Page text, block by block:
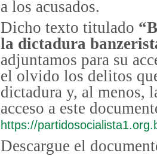
a los acusados.
Dicho texto titulado
la dictadura
adjuntamos para su
el olvido los delitos
dictadura y, al menos,
acceso a este
https://
Descargue el